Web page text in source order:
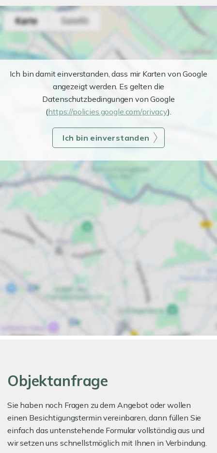
Ich bin damit einverstanden, dass mir Karten von Google
angezeigt werden. Es gelten die
Datenschutzbedingungen von Google
(https://policies.google.com/privacy).
Ich bin einverstanden
Objektanfrage
Sie haben noch Fragen zu dem Angebot oder wollen
einen Besichtigungstermin vereinbaren, dann füllen Sie
einfach das untenstehende Formular vollständig aus und
wir setzen uns schnellstmöglich mit Ihnen in Verbindung.